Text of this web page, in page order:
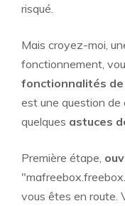
risqué.
Mais croyez-moi,
fonctionnement,
fonctionnalités de
est une question
quelques astuces
Première étape,
vous êtes en route.